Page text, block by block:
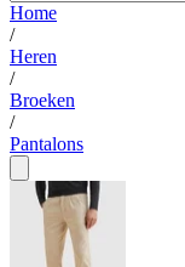
Home
/
Heren
/
Broeken
/
Pantalons